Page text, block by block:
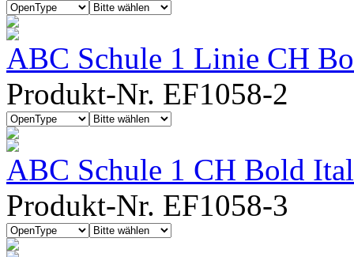
ABC Schule 1 Linie CH
Produkt-Nr. EF1058-2
ABC Schule 1 CH Bold
Produkt-Nr. EF1058-3